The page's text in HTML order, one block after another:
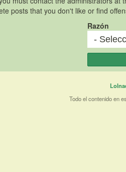
posts that you don't like or find
Razón
Todo el contenido en